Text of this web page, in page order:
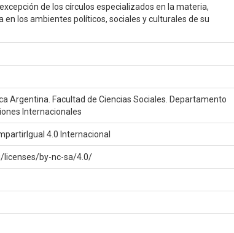
de los círculos especializados en la materia,
los ambientes políticos, sociales y culturales de su
Argentina. Facultad de Ciencias Sociales. Departamento
Internacionales
4.0 Internacional
licenses/by-nc-sa/4.0/